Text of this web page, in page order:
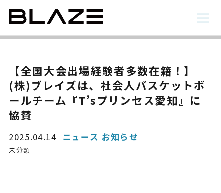
電動アシスト自転車 4 輪
NEWS
【全国大会出場経験者多数在籍！】
(株)ブレイズは、社会人バスケットボ
ールチーム『T’sプリンセス愛知』に
協賛
2025.04.14 ニュース お知らせ
未分類